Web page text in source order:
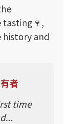
tasting🍷,
and
者
time